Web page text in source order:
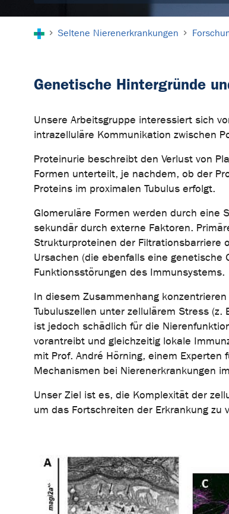
Seltene Nierenerkrankungen
Genetische Hintergründe
Unsere Arbeitsgruppe interessiert sich
intrazelluläre Kommunikation zwischen
Proteinurie beschreibt den Verlust von
Formen unterteilt, je nachdem, ob der
Proteins im proximalen Tubulus erfolgt.
Glomeruläre Formen werden durch eine
sekundär durch externe Faktoren.
Strukturproteinen der Filtrationsbarriere
Ursachen (die ebenfalls eine
Funktionsstörungen des Immunsystems.
In diesem Zusammenhang
Tubuluszellen unter zellulärem Stress
ist jedoch schädlich für die
vorantreibt und gleichzeitig lokale
mit Prof. André Hörning, einem
Mechanismen bei Nierenerkrankungen
Unser Ziel ist es, die Komplexität der
um das Fortschreiten der Erkrankung zu